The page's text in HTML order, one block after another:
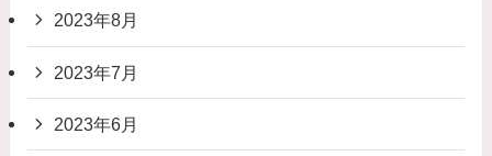
2023年8月
2023年7月
2023年6月